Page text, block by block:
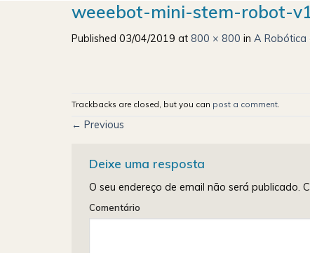
weeebot-mini-stem-robot-
Published 03/04/2019 at 800 × 800 in A Robótica
Trackbacks are closed, but you can post a comment.
← Previous
Deixe uma resposta
O seu endereço de email não será publicado.
Comentário